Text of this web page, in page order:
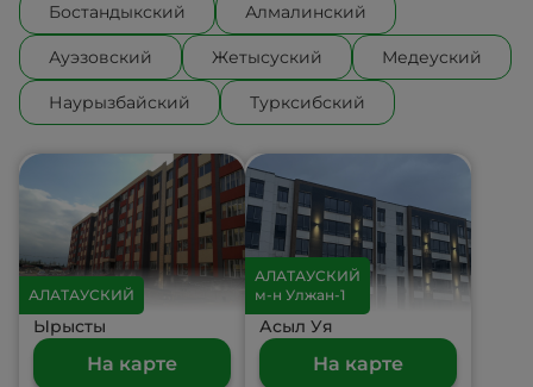
Бостандыкский Алмалинский
Ауэзовский Жетысуский Медеуский
Наурызбайский Турксибский
АЛАТАУСКИЙ
Ырысты
На карте
АЛАТАУСКИЙ
м-н Улжан-1
Асыл Уя
На карте